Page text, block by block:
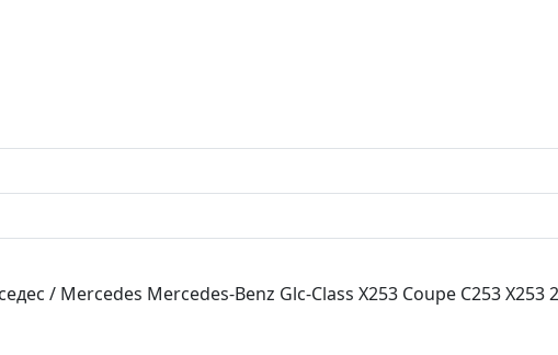
/ Mercedes Mercedes-Benz Glc-Class X253 Coupe C253 X253